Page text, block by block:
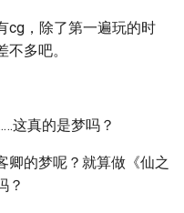
cg，除了第一遍玩的时
多吧。
这真的是梦吗？
卿的梦呢？就算做《仙之
？